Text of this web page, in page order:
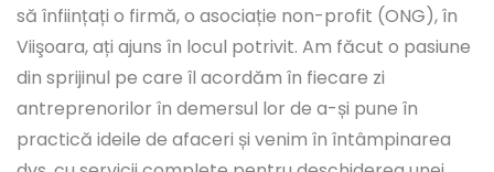
să înființați o firmă, o asociație non-profit (ONG), în
Viişoara, ați ajuns în locul potrivit. Am făcut o pasiune
din sprijinul pe care îl acordăm în fiecare zi
antreprenorilor în demersul lor de a-și pune în
practică ideile de afaceri și venim în întâmpinarea